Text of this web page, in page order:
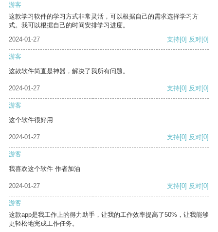
游客
这款学习软件的学习方式非常灵活，可以根据自己的需求选择学习方
式。我可以根据自己的时间安排学习进度。
2024-01-27
支持[0] 反对[0]
游客
这款软件简直是神器，解决了我所有问题。
2024-01-27 支持[0] 反对[0]
游客
这个软件很好用
2024-01-27 支持[0] 反对[0]
游客
我喜欢这个软件 作者加油
2024-01-27 支持[0] 反对[0]
游客
这款app是我工作上的得力助手，让我的工作效率提高了50%，让我能够
更轻松地完成工作任务。